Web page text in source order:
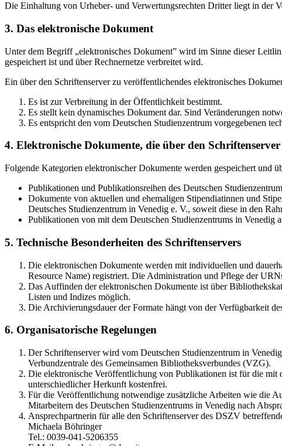
Die Einhaltung von Urheber- und Verwertungsrechten Dritter liegt in der
3. Das elektronische Dokument
Unter dem Begriff „elektronisches Dokument” wird im Sinne dieser
gespeichert ist und über Rechnernetze verbreitet wird.
Ein über den Schriftenserver zu veröffentlichendes elektronisches
Es ist zur Verbreitung in der Öffentlichkeit bestimmt.
Es stellt kein dynamisches Dokument dar. Sind Veränderungen
Es entspricht den vom Deutschen Studienzentrum vorgegebenen
4. Elektronische Dokumente, die über den
Folgende Kategorien elektronischer Dokumente werden gespeichert und
Publikationen und Publikationsreihen des Deutschen
Dokumente von aktuellen und ehemaligen Stipendiatinnen und
Deutsches Studienzentrum in Venedig e. V., soweit diese in den
Publikationen von mit dem Deutschen Studienzentrums in Venedig
5. Technische Besonderheiten des Schriftenservers
Die elektronischen Dokumente werden mit individuellen und
Resource Name) registriert. Die Administration und Pflege der
Das Auffinden der elektronischen Dokumente ist über
Listen und Indizes möglich.
Die Archivierungsdauer der Formate hängt von der Verfügbarkeit
6. Organisatorische Regelungen
Der Schriftenserver wird vom Deutschen Studienzentrum in
Verbundzentrale des Gemeinsamen Bibliotheksverbundes (VZG).
Die elektronische Veröffentlichung von Publikationen ist für die mit
unterschiedlicher Herkunft kostenfrei.
Für die Veröffentlichung notwendige zusätzliche Arbeiten wie die
Mitarbeitern des Deutschen Studienzentrums in Venedig nach
Ansprechpartnerin für alle den Schriftenserver des DSZV
Michaela Böhringer
Tel.: 0039-041-5206355